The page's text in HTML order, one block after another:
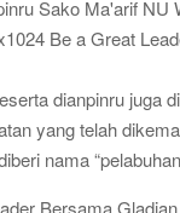
dianpinru juga
yang telah
nama